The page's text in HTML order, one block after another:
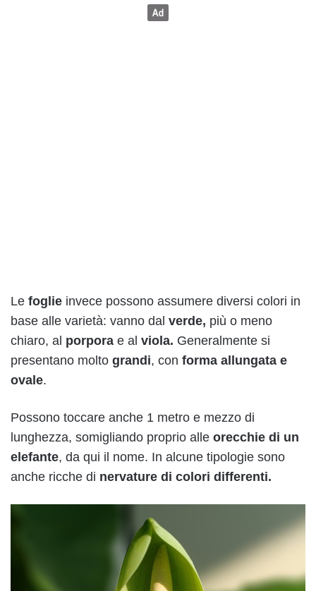
Le foglie invece possono assumere diversi colori in
base alle varietà: vanno dal verde, più o meno
chiaro, al porpora e al viola. Generalmente si
presentano molto grandi, con forma allungata e
ovale.
Possono toccare anche 1 metro e mezzo di
lunghezza, somigliando proprio alle orecchie di un
elefante, da qui il nome. In alcune tipologie sono
anche ricche di nervature di colori differenti.